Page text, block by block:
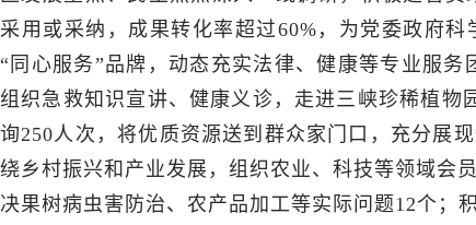
采用或采纳，成果转化率超过60%，为党委政府
“同心服务”品牌，动态充实法律、健康等专业服务
组织急救知识宣讲、健康义诊，走进三峡珍稀植物
询250人次，将优质资源送到群众家门口，充分展
绕乡村振兴和产业发展，组织农业、科技等领域会
决果树病虫害防治、农产品加工等实际问题12个；